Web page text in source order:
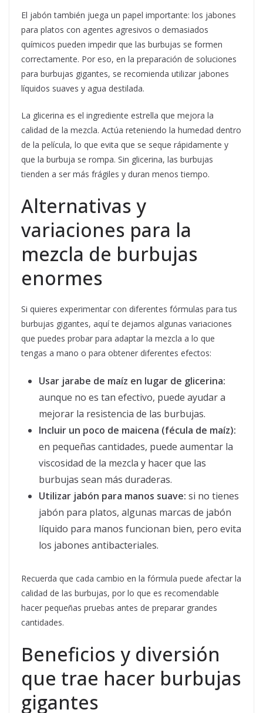
El jabón también juega un papel importante: los jabones
para platos con agentes agresivos o demasiados
químicos pueden impedir que las burbujas se formen
correctamente. Por eso, en la preparación de soluciones
para burbujas gigantes, se recomienda utilizar jabones
líquidos suaves y agua destilada.
La glicerina es el ingrediente estrella que mejora la
calidad de la mezcla. Actúa reteniendo la humedad dentro
de la película, lo que evita que se seque rápidamente y
que la burbuja se rompa. Sin glicerina, las burbujas
tienden a ser más frágiles y duran menos tiempo.
Alternativas y
variaciones para la
mezcla de burbujas
enormes
Si quieres experimentar con diferentes fórmulas para tus
burbujas gigantes, aquí te dejamos algunas variaciones
que puedes probar para adaptar la mezcla a lo que
tengas a mano o para obtener diferentes efectos:
Usar jarabe de maíz en lugar de glicerina:
aunque no es tan efectivo, puede ayudar a
mejorar la resistencia de las burbujas.
Incluir un poco de maicena (fécula de maíz):
en pequeñas cantidades, puede aumentar la
viscosidad de la mezcla y hacer que las
burbujas sean más duraderas.
Utilizar jabón para manos suave: si no tienes
jabón para platos, algunas marcas de jabón
líquido para manos funcionan bien, pero evita
los jabones antibacteriales.
Recuerda que cada cambio en la fórmula puede afectar la
calidad de las burbujas, por lo que es recomendable
hacer pequeñas pruebas antes de preparar grandes
cantidades.
Beneficios y diversión
que trae hacer burbujas
gigantes